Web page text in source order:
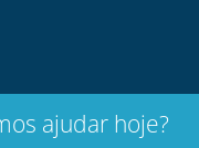
ajudar hoje?